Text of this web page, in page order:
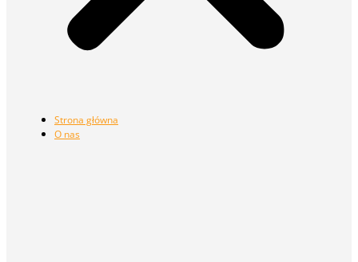
Strona główna
O nas